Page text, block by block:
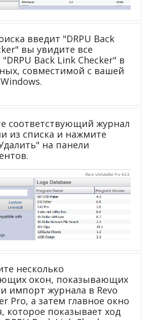
введит "DRPU Back
вы увидите все
Back Link Checker" в
совместимой с вашей
соответствующий журнал
из списка и нажмите
на панели
несколько
окон, показывающих
и импорт журнала в Revo
Pro, а затем главное окно
которое показывает ход